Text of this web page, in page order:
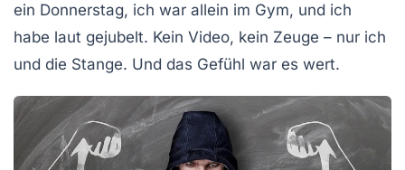
ein Donnerstag, ich war allein im Gym, und ich
habe laut gejubelt. Kein Video, kein Zeuge – nur ich
und die Stange. Und das Gefühl war es wert.